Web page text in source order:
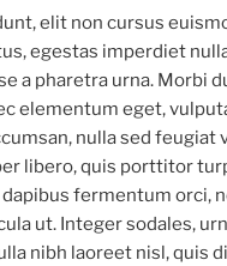
elit non cursus
egestas imperdiet
a pharetra urna. Morbi
elementum eget,
nulla sed feugiat
libero, quis porttitor
dapibus fermentum orci,
ut. Integer sodales,
nibh laoreet nisl, quis